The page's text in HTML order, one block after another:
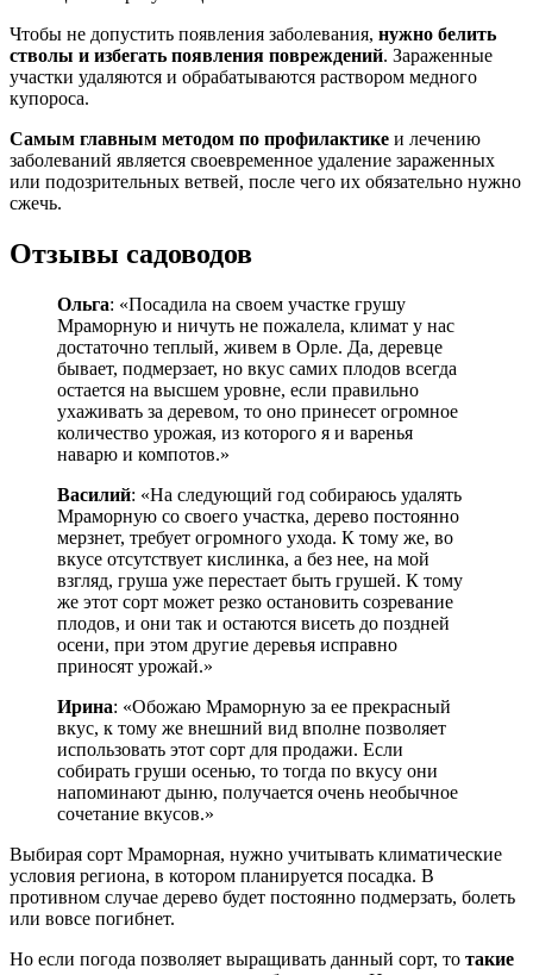
Чтобы не допустить появления заболевания, нужно белить
стволы и избегать появления повреждений. Зараженные
участки удаляются и обрабатываются раствором медного
купороса.
Самым главным методом по профилактике и лечению
заболеваний является своевременное удаление зараженных
или подозрительных ветвей, после чего их обязательно нужно
сжечь.
Отзывы садоводов
Ольга: «Посадила на своем участке грушу
Мраморную и ничуть не пожалела, климат у нас
достаточно теплый, живем в Орле. Да, деревце
бывает, подмерзает, но вкус самих плодов всегда
остается на высшем уровне, если правильно
ухаживать за деревом, то оно принесет огромное
количество урожая, из которого я и варенья
наварю и компотов.»
Василий: «На следующий год собираюсь удалять
Мраморную со своего участка, дерево постоянно
мерзнет, требует огромного ухода. К тому же, во
вкусе отсутствует кислинка, а без нее, на мой
взгляд, груша уже перестает быть грушей. К тому
же этот сорт может резко остановить созревание
плодов, и они так и остаются висеть до поздней
осени, при этом другие деревья исправно
приносят урожай.»
Ирина: «Обожаю Мраморную за ее прекрасный
вкус, к тому же внешний вид вполне позволяет
использовать этот сорт для продажи. Если
собирать груши осенью, то тогда по вкусу они
напоминают дыню, получается очень необычное
сочетание вкусов.»
Выбирая сорт Мраморная, нужно учитывать климатические
условия региона, в котором планируется посадка. В
противном случае дерево будет постоянно подмерзать, болеть
или вовсе погибнет.
Но если погода позволяет выращивать данный сорт, то такие